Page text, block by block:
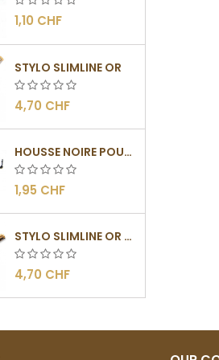
1,10 CHF
STYLO SLIMLINE OR
4,70 CHF
HOUSSE NOIRE POUR STYLOS
1,95 CHF
STYLO SLIMLINE OR - BARRETTE PLATE
4,70 CHF